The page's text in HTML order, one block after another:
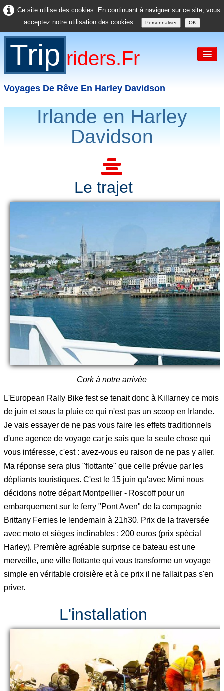
Ce site utilise des cookies. En continuant à naviguer sur ce site, vous
acceptez notre utilisation des cookies.
Personnaliser OK
Trip Riders.fr
Voyages De Rêve En Harley Davidson
Irlande en Harley
Davidson
Le trajet
Cork à notre arrivée
L'European Rally Bike fest se tenait donc à Killarney ce mois
de juin et sous la pluie ce qui n'est pas un scoop en Irlande.
Je vais essayer de ne pas vous faire les effets traditionnels
d'une agence de voyage car je sais que la seule chose qui
vous intéresse, c'est : avez-vous eu raison de ne pas y aller.
Ma réponse sera plus "flottante" que celle prévue par les
dépliants touristiques. C'est le 15 juin qu'avec Mimi nous
décidons notre départ Montpellier - Roscoff pour un
embarquement sur le ferry "Pont Aven" de la compagnie
Brittany Ferries le lendemain à 21h30. Prix de la traversée
avec moto et sièges inclinables : 200 euros (prix spécial
Harley). Première agréable surprise ce bateau est une
merveille, une ville flottante qui vous transforme un voyage
simple en véritable croisière et à ce prix il ne fallait pas s'en
priver.
L'installation